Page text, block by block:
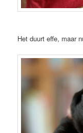
Het duurt effe, maar